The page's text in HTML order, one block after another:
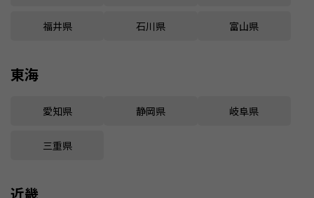
福井県 石川県 富山県
東海
愛知県 静岡県 岐阜県
三重県
近畿